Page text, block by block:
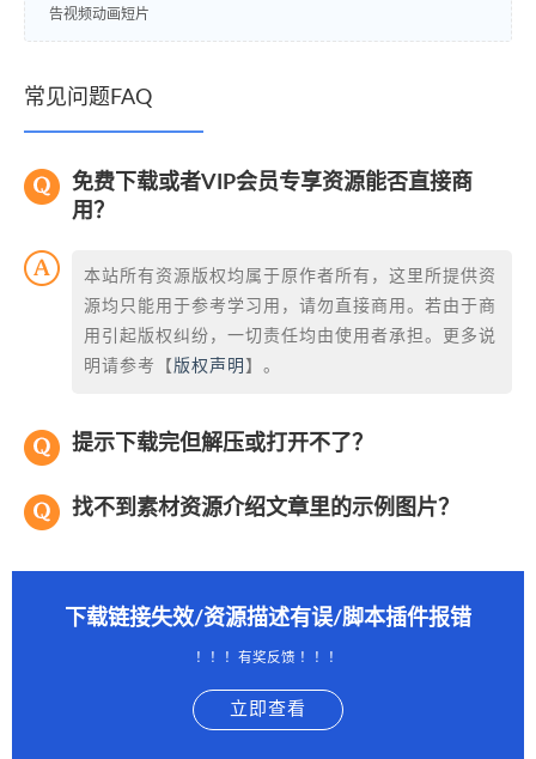
告视频动画短片
常见问题FAQ
免费下载或者VIP会员专享资源能否直接商
用？
本站所有资源版权均属于原作者所有，这里所提供资
源均只能用于参考学习用，请勿直接商用。若由于商
用引起版权纠纷，一切责任均由使用者承担。更多说
明请参考【 版权声明 】。
提示下载完但解压或打开不了？
找不到素材资源介绍文章里的示例图片？
下载链接失效/资源描述有误/脚本插件报错
！！！有奖反馈 ！！！
立即查看